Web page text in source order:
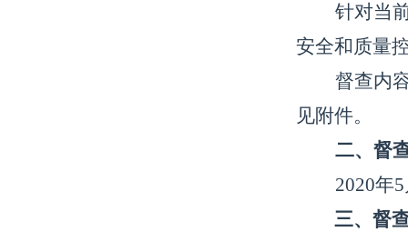
针对当
安全和质量
督查内
见附件。
二、 督
2020年
三、督